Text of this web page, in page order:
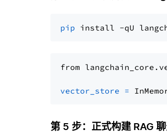
pip
from
vector_store =
第 5 步：正式构建 RAG